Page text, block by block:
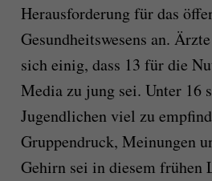
Herausforderung für das
Gesundheitswesens an.
sich einig, dass 13 für die
Media zu jung sei. Unter 16
Jugendlichen viel zu
Gruppendruck, Meinungen
Gehirn sei in diesem frühen